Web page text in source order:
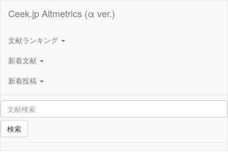
Ceek.jp Altmetrics (α ver.)
文献ランキング
新着文献
新着投稿
検索